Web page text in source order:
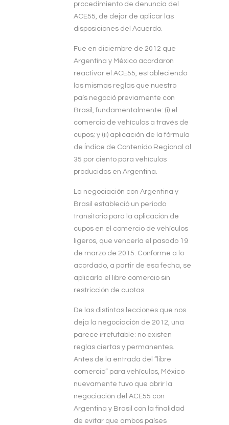
procedimiento de denuncia del
ACE55, de dejar de aplicar las
disposiciones del Acuerdo.
Fue en diciembre de 2012 que
Argentina y México acordaron
reactivar el ACE55, estableciendo
las mismas reglas que nuestro
país negoció previamente con
Brasil, fundamentalmente: (i) el
comercio de vehículos a través de
cupos; y (ii) aplicación de la fórmula
de Índice de Contenido Regional al
35 por ciento para vehículos
producidos en Argentina.
La negociación con Argentina y
Brasil estableció un periodo
transitorio para la aplicación de
cupos en el comercio de vehículos
ligeros, que vencería el pasado 19
de marzo de 2015. Conforme a lo
acordado, a partir de esa fecha, se
aplicaría el libre comercio sin
restricción de cuotas.
De las distintas lecciones que nos
deja la negociación de 2012, una
parece irrefutable: no existen
reglas ciertas y permanentes.
Antes de la entrada del “libre
comercio” para vehículos, México
nuevamente tuvo que abrir la
negociación del ACE55 con
Argentina y Brasil con la finalidad
de evitar que ambos países